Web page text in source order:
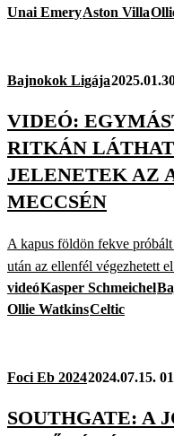
Unai EmeryAston Villa
Bajnokok Ligája
VIDEÓ:
RITKÁN
JELENETEK AZ
MECCSÉN
A kapus földön fekve
után az ellenfél végezhetett
videóKasper Schmeichel
Ollie WatkinsCeltic
Foci Eb 20242024.07.15.
SOUTHGATE: A